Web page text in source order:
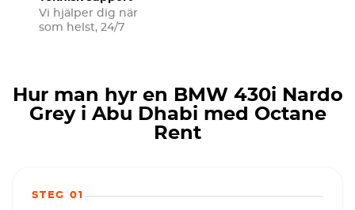
Vi hjälper dig när
som helst, 24/7
Hur man hyr en BMW 430i Nardo
Grey i Abu Dhabi med Octane
Rent
STEG 01